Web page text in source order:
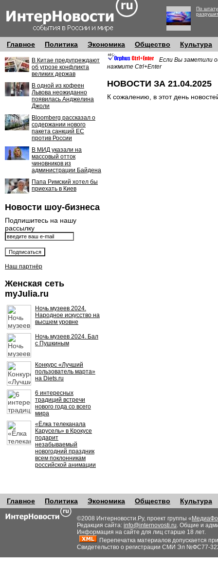
По
Главное Политика Экономика Общество Культура
В Китае предупреждают
об угрозе конфликта
великих держав
В одной из кофеен
Львова неожиданно
появилась Анджелина
Джоли
Bloomberg рассказал о
содержании нового
пакета санкций ЕС
против России
В МИД указали на
массовый отток
чиновников из
администрации Байдена
Папа Римский хотел бы
приехать в Киев
Новости шоу-бизнеса
Подпишитесь на нашу
рассылку
Наш партнёр
Женская сеть
myJulia.ru
Ночь музеев 2024.
Народное искусство на
высшем уровне
Ночь музеев 2024. Бал
с Пушкиным
Конкурс «Лучший
пользователь марта»
на Diets.ru
6 интересных
традиций встречи
нового года со всего
мира
«Ёлка телеканала
Карусель» в Крокусе
подарит
незабываемый
новогодний праздник
всем поклонникам
российской анимации
Если Вы заметили
нажмите Ctrl+Enter
НОВОСТИ ЗА 21.04.2025
К сожалению, в этот день
Главное Политика Экономика Общество Культура
©2008 Интерновости.Ру, проект группы «
Редакция сайта: info@internovosti.ru. Общие и
Информация на сайте для лиц старше 18 лет.
Перепечатка материалов допускается
Свидетельство о регистрации СМИ Эл №ФС77-